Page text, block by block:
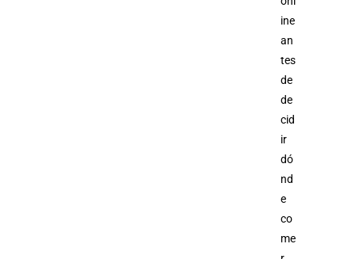
ine
an
tes
de
de
cid
ir
dó
nd
e
co
me